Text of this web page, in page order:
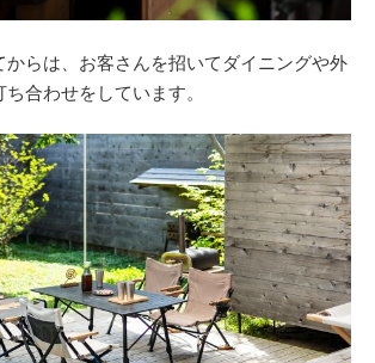
からは、お客さんを招いてダイニングや外
合わせをしています。